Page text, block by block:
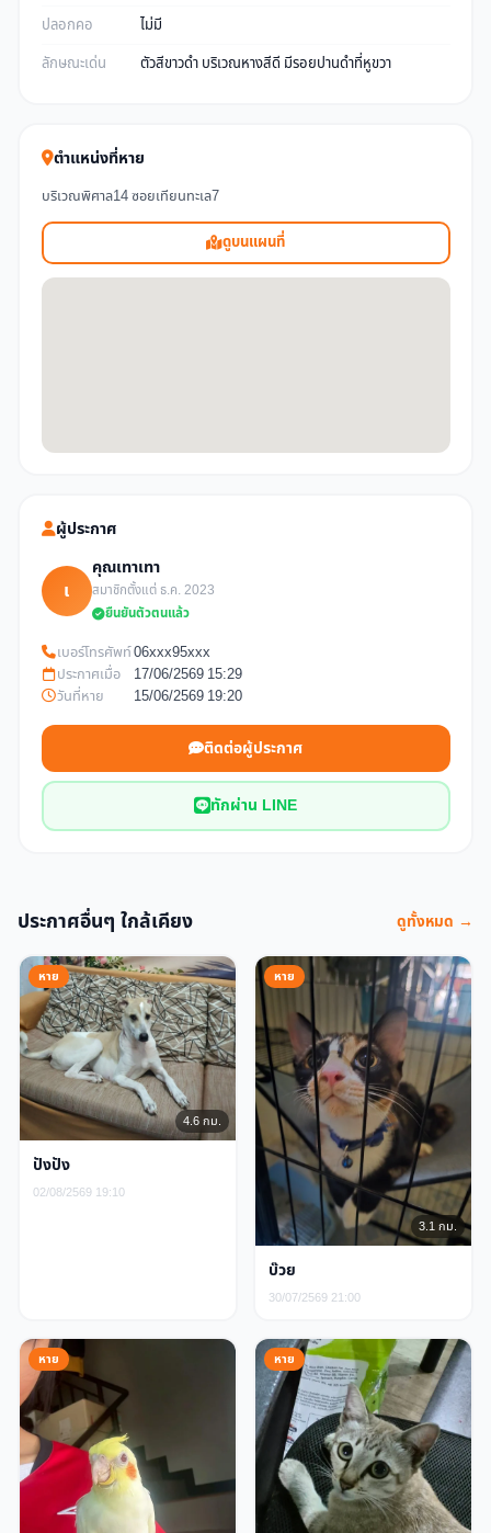
ปลอกคอ
ไม่มี
ลักษณะเด่น
ตัวสีขาวดำ บริเวณหางสีดี มีรอยปานดำที่หูขวา
ตำแหน่งที่หาย
บริเวณพิศาล14 ซอยเทียนทะเล7
ดูบนแผนที่
ผู้ประกาศ
เ
คุณเทาเทา
สมาชิกตั้งแต่ ธ.ค. 2023
ยืนยันตัวตนแล้ว
เบอร์โทรศัพท์06xxx95xxx
ประกาศเมื่อ
17/06/2569 15:29
วันที่หาย
15/06/2569 19:20
ติดต่อผู้ประกาศ
ทักผ่าน LINE
ประกาศอื่นๆ ใกล้เคียง ดูทั้งหมด →
หาย
4.6 กม.
ปังปัง
02/08/2569 19:10
หาย
3.1 กม.
บ๊วย
30/07/2569 21:00
หาย หาย